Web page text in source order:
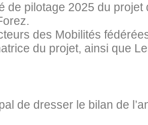
de pilotage 2025 du
des Mobilités
du projet, ainsi que
de dresser le bilan de